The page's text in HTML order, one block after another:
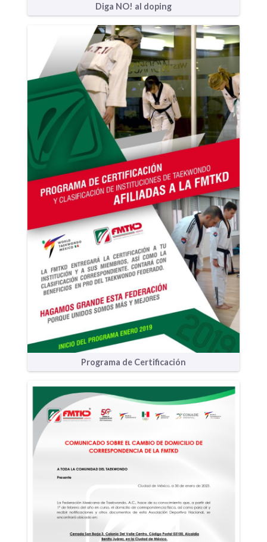
Diga NO! al doping
Programa de Certificación